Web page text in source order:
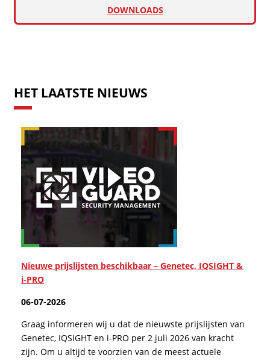
DOWNLOADS
HET LAATSTE NIEUWS
Nieuwe prijslijsten beschikbaar – Genetec, IQSIGHT &
i-PRO
06-07-2026
Graag informeren wij u dat de nieuwste prijslijsten van
Genetec, IQSIGHT en i-PRO per 2 juli 2026 van kracht
zijn. Om u altijd te voorzien van de meest actuele